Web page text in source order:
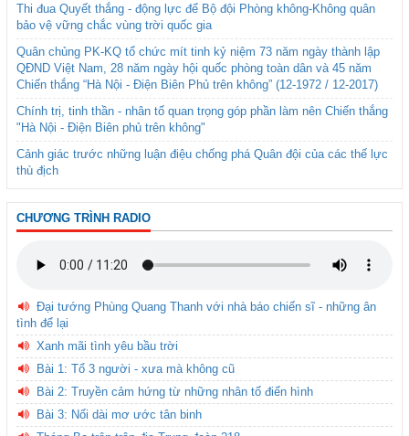
Thi đua Quyết thắng - động lực để Bộ đội Phòng không-Không quân
bảo vệ vững chắc vùng trời quốc gia
Quân chủng PK-KQ tổ chức mít tinh kỷ niệm 73 năm ngày thành lập
QĐND Việt Nam, 28 năm ngày hội quốc phòng toàn dân và 45 năm
Chiến thắng “Hà Nội - Điện Biên Phủ trên không” (12-1972 / 12-2017)
Chính trị, tinh thần - nhân tố quan trọng góp phần làm nên Chiến thắng
"Hà Nội - Điện Biên phủ trên không"
Cảnh giác trước những luận điệu chống phá Quân đội của các thế lực
thù địch
CHƯƠNG TRÌNH RADIO
Đại tướng Phùng Quang Thanh với nhà báo chiến sĩ - những ân
tình để lại
Xanh mãi tình yêu bầu trời
Bài 1: Tổ 3 người - xưa mà không cũ
Bài 2: Truyền cảm hứng từ những nhân tố điển hình
Bài 3: Nối dài mơ ước tân binh